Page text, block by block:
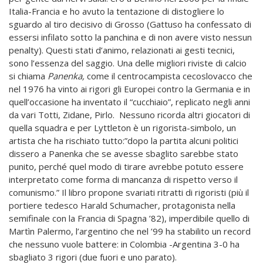
Italia-Francia e ho avuto la tentazione di distogliere lo
sguardo al tiro decisivo di Grosso (Gattuso ha confessato di
essersi infilato sotto la panchina e di non avere visto nessun
penalty). Questi stati d’animo, relazionati ai gesti tecnici,
sono l’essenza del saggio. Una delle migliori riviste di calcio
si chiama Panenka, come il centrocampista cecoslovacco che
nel 1976 ha vinto ai rigori gli Europei contro la Germania e in
quell’occasione ha inventato il “cucchiaio”, replicato negli anni
da vari Totti, Zidane, Pirlo. Nessuno ricorda altri giocatori di
quella squadra e per Lyttleton è un rigorista-simbolo, un
artista che ha rischiato tutto:”dopo la partita alcuni politici
dissero a Panenka che se avesse sbaglito sarebbe stato
punito, perché quel modo di tirare avrebbe potuto essere
interpretato come forma di mancanza di rispetto verso il
comunismo.” Il libro propone svariati ritratti di rigoristi (più il
portiere tedesco Harald Schumacher, protagonista nella
semifinale con la Francia di Spagna ’82), imperdibile quello di
Martìn Palermo, l’argentino che nel ’99 ha stabilito un record
che nessuno vuole battere: in Colombia -Argentina 3-0 ha
sbagliato 3 rigori (due fuori e uno parato).